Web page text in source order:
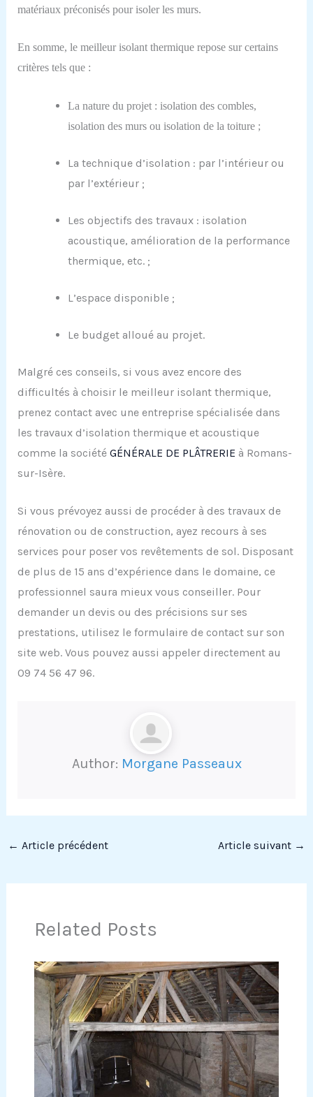
matériaux préconisés pour isoler les murs.
En somme, le meilleur isolant thermique repose sur certains
critères tels que :
La nature du projet : isolation des combles,
isolation des murs ou isolation de la toiture ;
La technique d’isolation : par l’intérieur ou
par l’extérieur ;
Les objectifs des travaux : isolation
acoustique, amélioration de la performance
thermique, etc. ;
L’espace disponible ;
Le budget alloué au projet.
Malgré ces conseils, si vous avez encore des
difficultés à choisir le meilleur isolant thermique,
prenez contact avec une entreprise spécialisée dans
les travaux d’isolation thermique et acoustique
comme la société GÉNÉRALE DE PLÂTRERIE à Romans-
sur-Isère.
Si vous prévoyez aussi de procéder à des travaux de
rénovation ou de construction, ayez recours à ses
services pour poser vos revêtements de sol. Disposant
de plus de 15 ans d’expérience dans le domaine, ce
professionnel saura mieux vous conseiller. Pour
demander un devis ou des précisions sur ses
prestations, utilisez le formulaire de contact sur son
site web. Vous pouvez aussi appeler directement au
09 74 56 47 96.
Author: Morgane Passeaux
← Article précédent Article suivant →
Related Posts